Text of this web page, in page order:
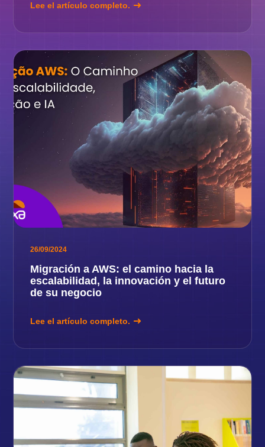
Lee el artículo completo.
26/09/2024
Migración a AWS: el camino hacia la
escalabilidad, la innovación y el futuro
de su negocio
Lee el artículo completo.